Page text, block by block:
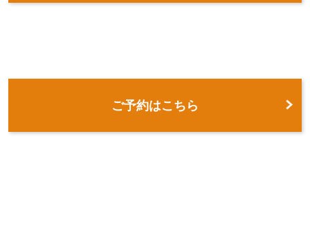
ご予約はこちら